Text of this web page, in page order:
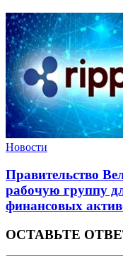
Новости
Правительство
рабочую группу
финансовых
ОСТАВЬТЕ